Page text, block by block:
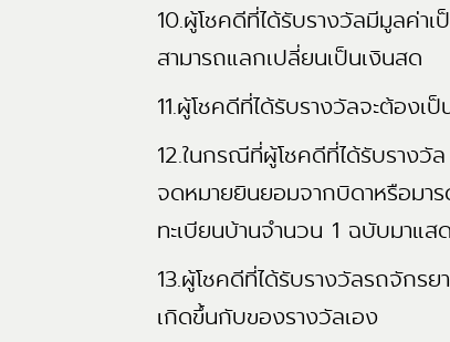
10.ผู้โชคดีที่ได้รับรางวัลมีมูลค่า
สามารถแลกเปลี่ยนเป็นเงินสด
11.ผู้โชคดีที่ได้รับรางวัลจะต้องเ
12.ในกรณีที่ผู้โชคดีที่ได้รับราง
จดหมายยินยอมจากบิดาหรือมา
ทะเบียนบ้านจำนวน 1 ฉบับมาแ
13.ผู้โชคดีที่ได้รับรางวัลรถจักร
เกิดขึ้นกับของรางวัลเอง